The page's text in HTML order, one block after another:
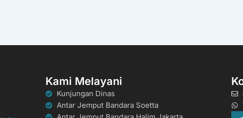
Kami Melayani
Kunjungan Dinas
Antar Jemput Bandara Soetta